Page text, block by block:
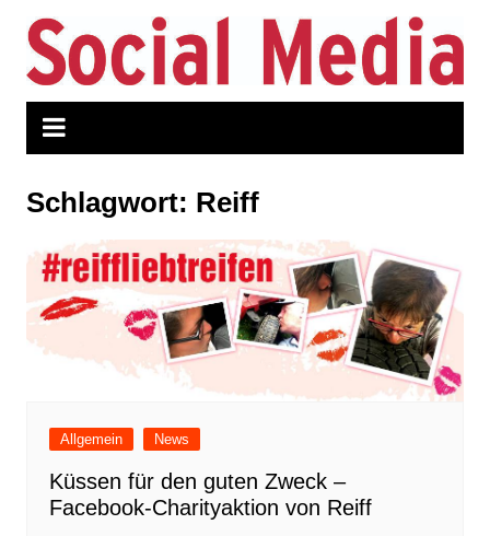
Inhalt
springen
Schlagwort: Reiff
Allgemein News
Küssen für den guten Zweck –
Facebook-Charityaktion von Reiff